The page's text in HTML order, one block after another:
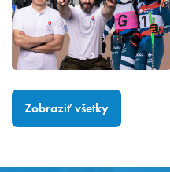
Zobraziť všetky